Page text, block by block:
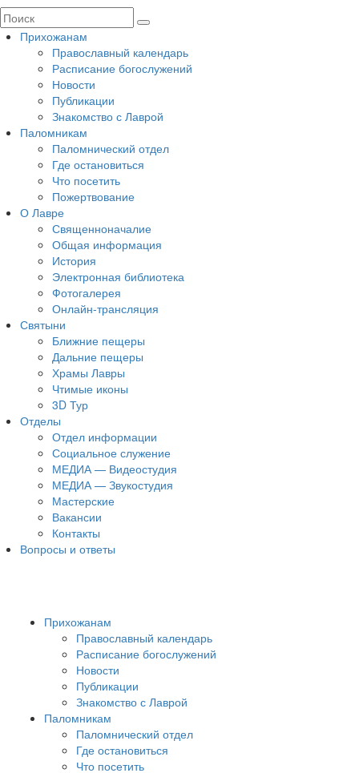
Прихожанам
Православный календарь
Расписание богослужений
Новости
Публикации
Знакомство с Лаврой
Паломникам
Паломнический отдел
Где остановиться
Что посетить
Пожертвование
О Лавре
Священноначалие
Общая информация
История
Электронная библиотека
Фотогалерея
Онлайн-трансляция
Святыни
Ближние пещеры
Дальние пещеры
Храмы Лавры
Чтимые иконы
3D Тур
Отделы
Отдел информации
Социальное служение
МЕДИА — Видеостудия
МЕДИА — Звукостудия
Мастерские
Вакансии
Контакты
Вопросы и ответы
Прихожанам
Православный календарь
Расписание богослужений
Новости
Публикации
Знакомство с Лаврой
Паломникам
Паломнический отдел
Где остановиться
Что посетить